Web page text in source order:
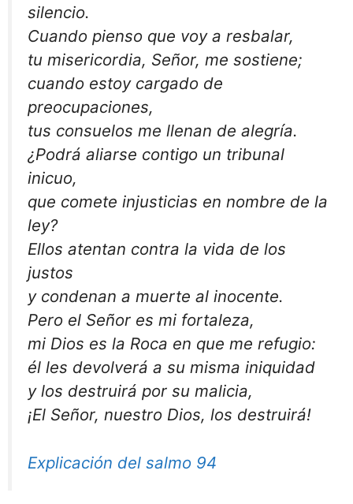
silencio.
Cuando pienso que voy a resbalar,
tu misericordia, Señor, me sostiene;
cuando estoy cargado de
preocupaciones,
tus consuelos me llenan de alegría.
¿Podrá aliarse contigo un tribunal
inicuo,
que comete injusticias en nombre de la
ley?
Ellos atentan contra la vida de los
justos
y condenan a muerte al inocente.
Pero el Señor es mi fortaleza,
mi Dios es la Roca en que me refugio:
él les devolverá a su misma iniquidad
y los destruirá por su malicia,
¡El Señor, nuestro Dios, los destruirá!
Explicación del salmo 94